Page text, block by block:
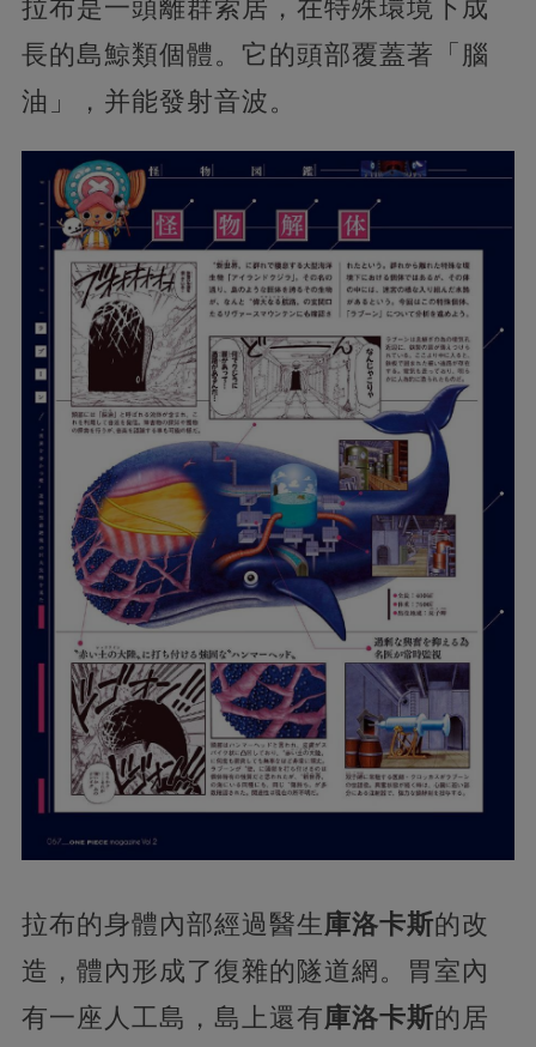
拉布是一頭離群索居，在特殊環境下成
長的島鯨類個體。它的頭部覆蓋著「腦
油」，并能發射音波。
拉布的身體內部經過醫生 庫洛卡斯的改
造，體內形成了復雜的隧道網。胃室內
有一座人工島，島上還有庫洛卡斯的居